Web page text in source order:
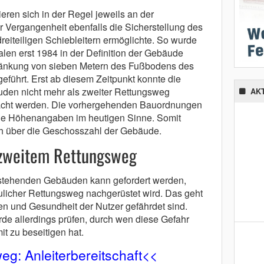
sich in der Regel jeweils an der
ebenfalls die Sicherstellung des
Schiebleitern ermöglichte. So wurde
erst 1984 in der Definition der Gebäude
von sieben Metern des Fußbodens des
Erst ab diesem Zeitpunkt konnte die
nicht mehr als zweiter Rettungsweg
werden. Die vorhergehenden Bauordnungen
Höhenangaben im heutigen Sinne. Somit
die Geschosszahl der Gebäude.
Rettungsweg
Gebäuden kann gefordert werden,
Rettungsweg nachgerüstet wird. Das geht
und Gesundheit der Nutzer gefährdet sind.
allerdings prüfen, durch wen diese Gefahr
zu beseitigen hat.
Anleiterbereitschaft<<